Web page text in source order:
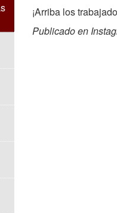
¡Arriba los
Publicado en